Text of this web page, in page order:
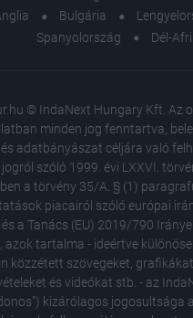
Bulgária
Spanyolország
Dél-
© IndaNext Hungary Kft. Az
minden jog fenntartva,
adatbányászat céljára való
szóló 1999. évi LXXVI.
a törvény 35/A. § (1)
piacairól szóló európai
a Tanács (EU) 2019/790
azok tartalma - ideértve
közzétett szövegeket,
és videókat stb. - az
kizárólagos jogosultsága